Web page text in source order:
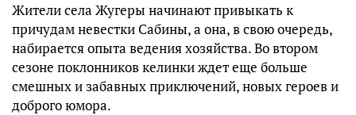
Жители села Жугеры начинают привыкать к
причудам невестки Сабины, а она, в свою очередь,
набирается опыта ведения хозяйства. Во втором
сезоне поклонников келинки ждет еще больше
смешных и забавных приключений, новых героев и
доброго юмора.